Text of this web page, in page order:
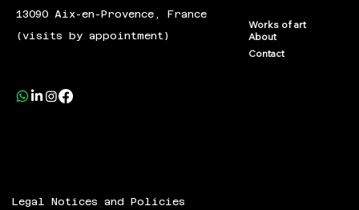
13090 Aix-en-Provence, France
(visits by appointment)
Works of art
About
Contact
Legal Notices and Policies